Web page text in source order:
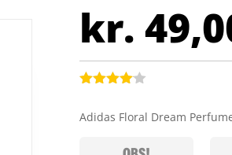
kr.
ud af 5
Adidas Floral Dream